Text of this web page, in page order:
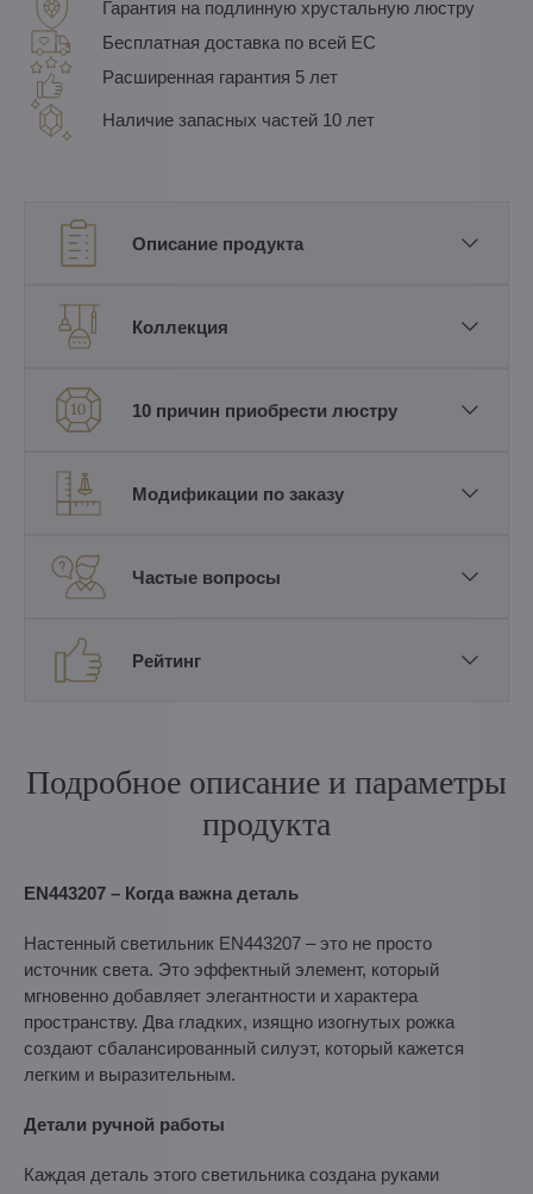
Гарантия на подлинную хрустальную люстру
Бесплатная доставка по всей ЕС
Расширенная гарантия 5 лет
Наличие запасных частей 10 лет
Описание продукта
Коллекция
10 причин приобрести люстру
Модификации по заказу
Частые вопросы
Рейтинг
Подробное описание и параметры
продукта
EN443207 – Когда важна деталь
Настенный светильник EN443207 – это не просто
источник света. Это эффектный элемент, который
мгновенно добавляет элегантности и характера
пространству. Два гладких, изящно изогнутых рожка
создают сбалансированный силуэт, который кажется
легким и выразительным.
Детали ручной работы
Каждая деталь этого светильника создана руками